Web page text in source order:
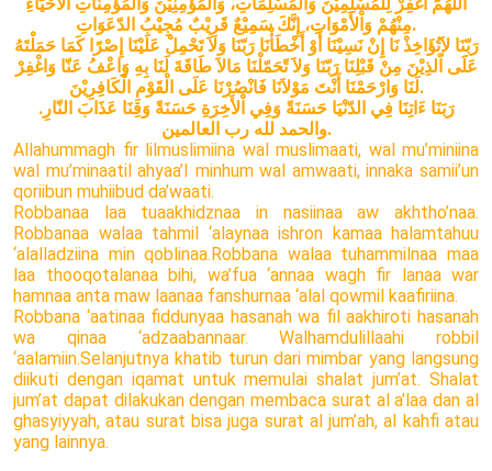
مِنْهُمْ وَاْلأَمْوَاتِ، إِنَّكَ سَمِيْعٌ قَرِيْبٌ مُجِيْبُ الدّعَوَاتِ.
رَبّنَا لاَتُؤَاخِذْ نَا إِنْ نَسِيْنَا أَوْ أَخْطَأْنَا رَبّنَا وَلاَ تَحْمِلْ عَلَيْنَا إِصْرًا كَمَا حَمَلْتَهُ
عَلََى اّلذِيْنَ مِنْ قَبْلِنَا رَبّنَا وَلاَ تًحَمّلْنَا مَالاَ طَاقَةَ لَنَا بِهِ وَاعْفُ عَنّا وَاغْفِرْ
لَنَا وَارْحَمْنَا أَنْتَ مَوْلاَنَا فَانْصُرْنَا عَلَى الْقَوْمِ الْكَافِرِيْنَ.
رَبَنَا ءَاتِنَا فِي الدّنْيَا حَسَنَةً وَفِي اْلأَخِرَةِ حَسَنَةً وَقِنَا عَذَابَ النّارِ.
والحمد لله رب العالمين.
Allahummagh fir lilmuslimiina wal muslimaati, wal mu’miniina
wal mu’minaatil ahyaa’I minhum wal amwaati, innaka samii’un
qoriibun muhiibud da’waati.
Robbanaa laa tuaakhidznaa in nasiinaa aw akhtho’naa.
Robbanaa walaa tahmil ‘alaynaa ishron kamaa halamtahuu
‘alalladziina min qoblinaa.Robbana walaa tuhammilnaa maa
laa thooqotalanaa bihi, wa’fua ‘annaa wagh fir lanaa war
hamnaa anta maw laanaa fanshurnaa ‘alal qowmil kaafiriina.
Robbana ‘aatinaa fiddunyaa hasanah wa fil aakhiroti hasanah
wa qinaa ‘adzaabannaar. Walhamdulillaahi robbil
‘aalamiin.Selanjutnya khatib turun dari mimbar yang langsung
diikuti dengan iqamat untuk memulai shalat jum’at. Shalat
jum’at dapat dilakukan dengan membaca surat al a’laa dan al
ghasyiyyah, atau surat bisa juga surat al jum’ah, al kahfi atau
yang lainnya.